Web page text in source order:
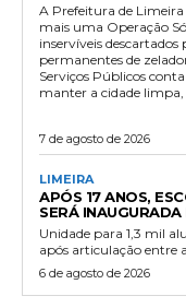
A Prefeitura de Limeira
mais uma Operação
inservíveis
permanentes de
Serviços Públicos
manter a cidade
7 de agosto de 2026
LIMEIRA
APÓS 17 ANOS,
SERÁ INAUGURADA
Unidade para 1,3 mil
após articulação entre
6 de agosto de 2026